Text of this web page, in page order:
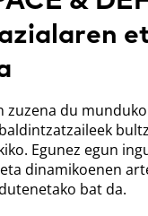
zuzena du
Egunez egun
dinamikoenen
bat da.